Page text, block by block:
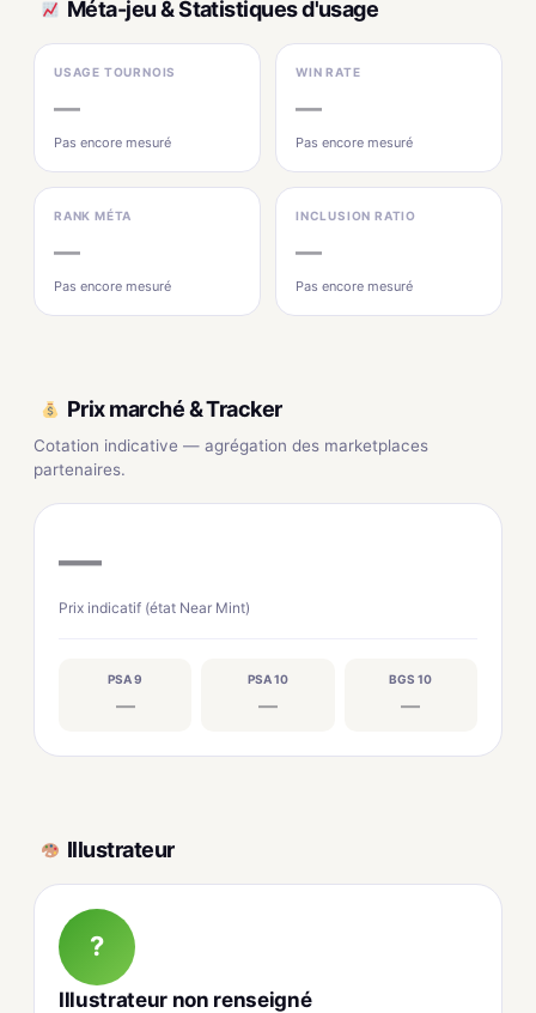
Méta-jeu & Statistiques d'usage
USAGE TOURNOIS
—
Pas encore mesuré
WIN RATE
—
Pas encore mesuré
RANK MÉTA
—
Pas encore mesuré
INCLUSION RATIO
—
Pas encore mesuré
Prix marché & Tracker
Cotation indicative — agrégation des marketplaces
partenaires.
—
Prix indicatif (état Near Mint)
PSA 9
—
PSA 10
—
BGS 10
—
Illustrateur
?
Illustrateur non renseigné